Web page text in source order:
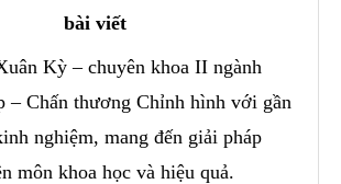
bài viết
Kỳ – chuyên khoa II ngành
– Chấn thương Chỉnh hình với gần
nghiệm, mang đến giải pháp
môn khoa học và hiệu quả.